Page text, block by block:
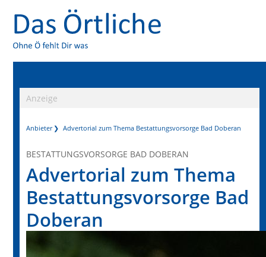
Anzeige
Anbieter Advertorial zum Thema Bestattungsvorsorge Bad Doberan
BESTATTUNGSVORSORGE BAD DOBERAN
Advertorial zum Thema
Bestattungsvorsorge Bad
Doberan